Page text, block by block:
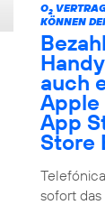
O2
KÖNNEN
auch
Apple
App
Store
sofort